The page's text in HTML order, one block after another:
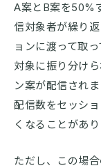
A案とB案を50%
信対象者が繰り
ョンに渡って取
対象に振り分け
ン案が配信されま
配信数をセッシ
くなることがあり
ただし、この場